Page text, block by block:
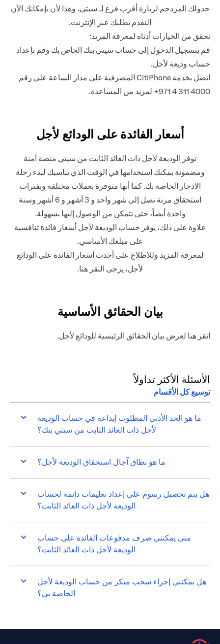
جدولك المزدحم لزيارة أقرب فرع لـ سيتي، وهذا لأن بإمكانك الآن
التقدم بطلبك عبر الإنترنت.
تحقق من الخيارات أدناه لمعرفة المزيد:
قم بتسجيل الدخول opens in a new tab
إلى حساب سيتي بنك الخاص بك وقم بإعداد
حساب وديعة لأجل.
اتصل بخدمة CitiPhone المصرفية على مدار الساعة على رقم
4000 311 4 971+ لمزيد من المساعدة.
أسعار الفائدة على الودائع لأجل
توفر الوديعة لأجل ذات العائد الثابت من سيتي منصة آمنة
ومضمونة يمكنك استخدامها في الوقت الذي يناسبك لبدء رحلة
الادخار الخاصة بك. كما أنها متوفرة بعملات مختلفة وبفترات
استحقاق مرنة تصل إلى شهر واحد و 3 أشهر و 6 أشهر وسنة
واحدة أيضاً، حتى تتمكن من الوصول إليها بسهولة.
علاوة على ذلك، يوفر حساب الوديعة لأجل أسعار فائدة تنافسية
على مبلغك الأساسي.
لمعرفة المزيد وللاطلاع على أحدث أسعار الفائدة على الودائع
لأجل، يرجى النقر هناopens in a new tab.
بيان الحقائق الأساسية
انقر هنا opens in a new tab
لعرض بيان الحقائق الرئيسية للودائع لأجل.
الأسئلة الأكثر تداولاً
توسيع كل الأقسام
ما هو الحد الأدنى المطلوب إيداعه في حساب الوديعة
لأجل ذات العائد الثابت من سيتي بنك؟
ما هو نطاق آجال استحقاق الوديعة لأجل؟
هل يتم تحصيل رسوم على إعداد تعليمات دائمة لحساب
الوديعة لأجل ذات العائد الثابت؟
متى يمكنني صرف مدفوعات الفائدة على حساب
الوديعة لأجل ذات العائد الثابت؟
هل يمكنني إجراء سحب مبكر من حساب الوديعة لأجل
الخاصة بي؟